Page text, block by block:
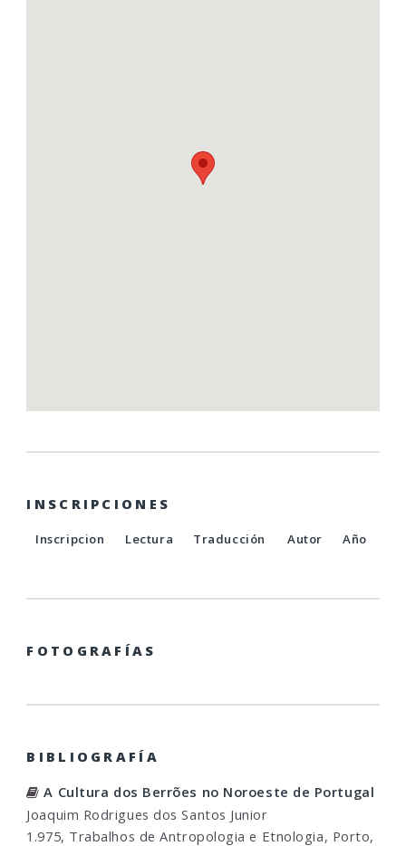
INSCRIPCIONES
Inscripcion Lectura Traducción Autor Año
FOTOGRAFÍAS
BIBLIOGRAFÍA
A Cultura dos Berrões no Noroeste de Portugal
Joaquim Rodrigues dos Santos Junior
1.975, Trabalhos de Antropologia e Etnologia, Porto,